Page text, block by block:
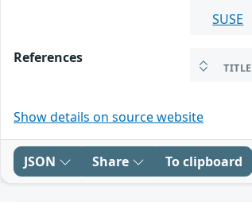
SUSE
References
TITLE
Show details on source website
JSON Share To clipboard